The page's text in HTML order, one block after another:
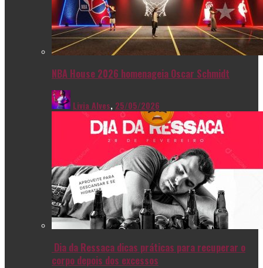
NBA House 2026 homenageia Oscar Schmidt
Livia Alves, 25/05/2026
Dia da Ressaca dicas práticas para recuperar o
corpo depois dos excessos